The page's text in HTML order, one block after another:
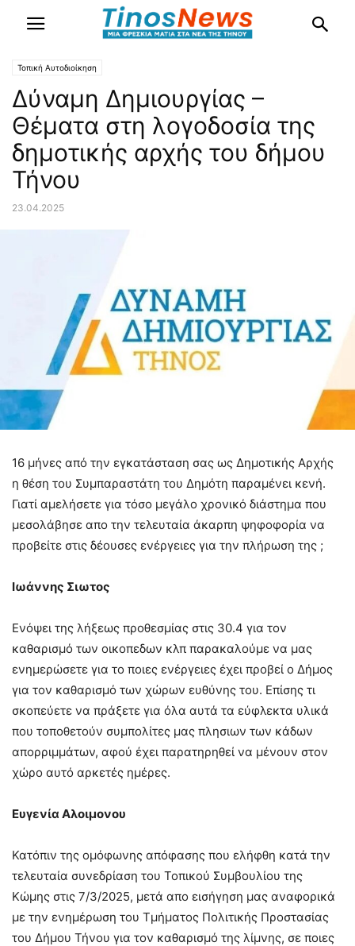
Τοπική Αυτοδιοίκηση
Δύναμη Δημιουργίας –
Θέματα στη λογοδοσία της
δημοτικής αρχής του δήμου
Τήνου
23.04.2025
16 μήνες από την εγκατάσταση σας ως Δημοτικής Αρχής
η θέση του Συμπαραστάτη του Δημότη παραμένει κενή.
Γιατί αμελήσετε για τόσο μεγάλο χρονικό διάστημα που
μεσολάβησε απο την τελευταία άκαρπη ψηφοφορία να
προβείτε στις δέουσες ενέργειες για την πλήρωση της ;
Ιωάννης Σιωτος
Ενόψει της λήξεως προθεσμίας στις 30.4 για τον
καθαρισμό των οικοπεδων κλπ παρακαλούμε να μας
ενημερώσετε για το ποιες ενέργειες έχει προβεί ο Δήμος
για τον καθαρισμό των χώρων ευθύνης του. Επίσης τι
σκοπεύετε να πράξετε για όλα αυτά τα εύφλεκτα υλικά
που τοποθετούν συμπολίτες μας πλησιων των κάδων
απορριμμάτων, αφού έχει παρατηρηθεί να μένουν στον
χώρο αυτό αρκετές ημέρες.
Ευγενία Αλοιμονου
Κατόπιν της ομόφωνης απόφασης που ελήφθη κατά την
τελευταία συνεδρίαση του Τοπικού Συμβουλίου της
Κώμης στις 7/3/2025, μετά απο εισήγηση μας αναφορικά
με την ενημέρωση του Τμήματος Πολιτικής Προστασίας
του Δήμου Τήνου για τον καθαρισμό της λίμνης, σε ποιες